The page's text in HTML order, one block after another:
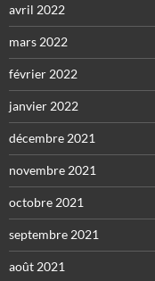
avril 2022
mars 2022
février 2022
janvier 2022
décembre 2021
novembre 2021
octobre 2021
septembre 2021
août 2021